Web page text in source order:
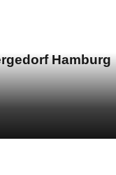
Hamburg